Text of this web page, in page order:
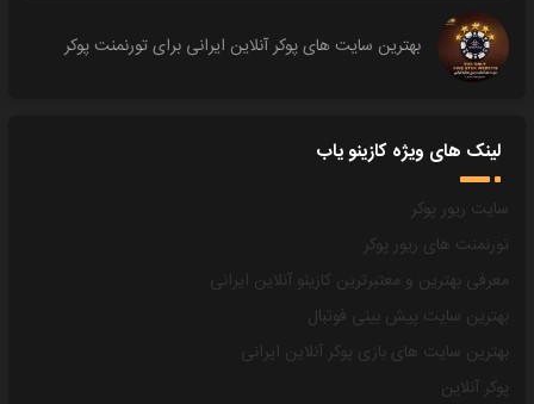
بهترین سایت های پوکر آنلاین ایرانی برای تورنمنت پوکر
لینک های ویژه کازینو یاب
سایت ریور پوکر
تورنمنت های ریور پوکر
معرفی بهترین و معتبرترین کازینو آنلاین ایرانی
بهترین سایت پیش بینی فوتبال
بهترین سایت های بازی پوکر آنلاین ایرانی
پوکر آنلاین